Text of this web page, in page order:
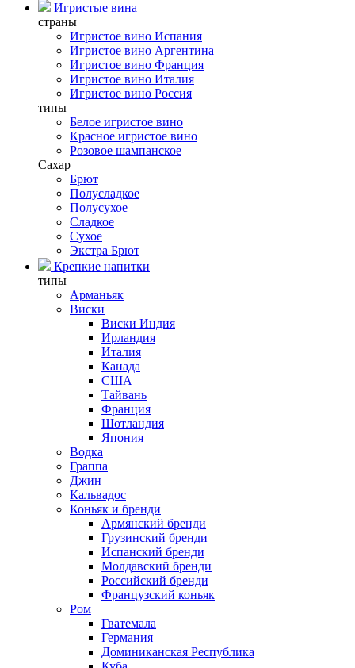
Игристые вина
страны
Игристое вино Испания
Игристое вино Аргентина
Игристое вино Франция
Игристое вино Италия
Игристое вино Россия
типы
Белое игристое вино
Красное игристое вино
Розовое шампанское
Сахар
Брют
Полусладкое
Полусухое
Сладкое
Сухое
Экстра Брют
Крепкие напитки
типы
Арманьяк
Виски
Виски Индия
Ирландия
Италия
Канада
США
Тайвань
Франция
Шотландия
Япония
Водка
Граппа
Джин
Кальвадос
Коньяк и бренди
Армянский бренди
Грузинский бренди
Испанский бренди
Молдавский бренди
Российский бренди
Французский коньяк
Ром
Гватемала
Германия
Доминиканская Республика